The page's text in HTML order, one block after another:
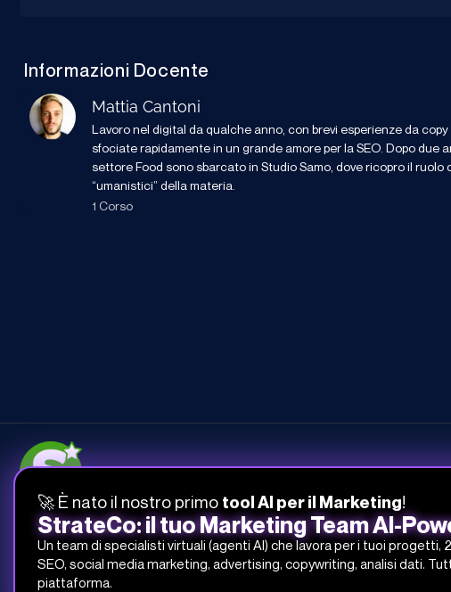
Informazioni Docente
Mattia Cantoni
Lavoro nel digital da qualche anno, con brevi esperienze da
sfociate rapidamente in un grande amore per la SEO. Dopo due
settore Food sono sbarcato in Studio Samo, dove ricopro il ruolo
“umanistici” della materia.
1 Corso
051-268-212
info@studiosamo.it
Via del Fonditore 12, 40138 Bologna
🚀 È nato il nostro primo tool AI per il Marketing!
StrateCo: il tuo Marketing Team AI-
Un team di specialisti virtuali (agenti AI) che lavora per i tuoi progetti,
SEO, social media marketing, advertising, copywriting, analisi dati.
piattaforma.